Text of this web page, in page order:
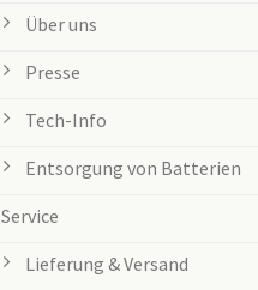
Über uns
Presse
Tech-Info
Entsorgung von Batterien
Service
Lieferung & Versand